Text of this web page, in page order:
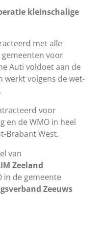
kleinschalige
met alle
gemeenten voor
Auti voldoet aan de
werkt volgens de wet-
voor
en de WMO in heel
Brabant West.
van
Zeeland
in de gemeente
Zeeuws